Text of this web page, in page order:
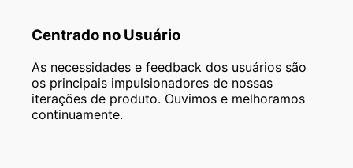
Centrado no Usuário
As necessidades e feedback dos usuários são
os principais impulsionadores de nossas
iterações de produto. Ouvimos e melhoramos
continuamente.